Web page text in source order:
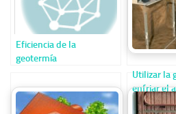
Eficiencia de la
geotermía
Utilizar la
enfriar el